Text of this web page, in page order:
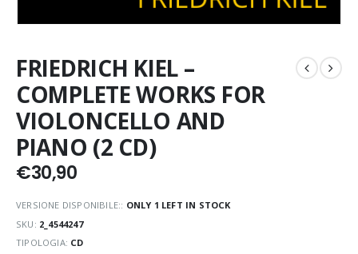
FRIEDRICH KIEL –
COMPLETE WORKS FOR
VIOLONCELLO AND
PIANO (2 CD)
€30,90
VERSIONE DISPONIBILE:: ONLY 1 LEFT IN STOCK
SKU: 2_4544247
TIPOLOGIA: CD